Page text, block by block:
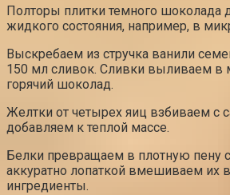
Полторы плитки темного шоколада
жидкого состояния, например, в
Выскребаем из стручка ванили
150 мл сливок. Сливки выливаем в
горячий шоколад.
Желтки от четырех яиц взбиваем с
добавляем к теплой массе.
Белки превращаем в плотную пену
аккуратно лопаткой вмешиваем их
ингредиенты.